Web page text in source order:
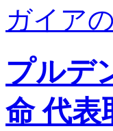
ガイア
プルデ
命 代表